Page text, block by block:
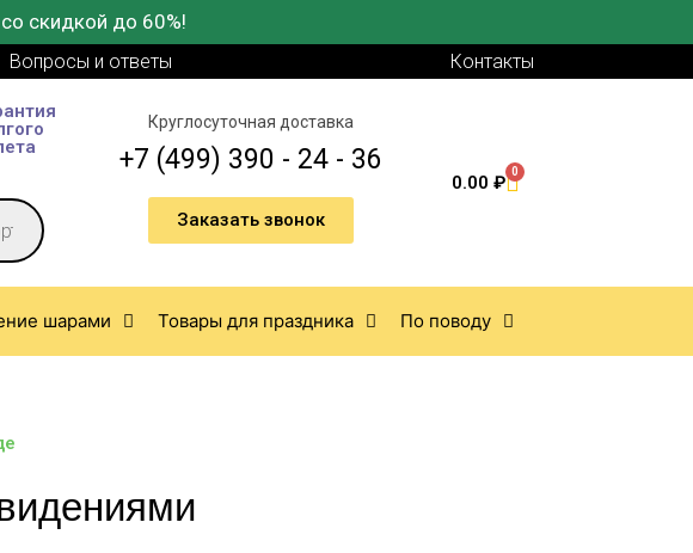
скидкой до 60%!
Вопросы и ответы Контакты
Круглосуточная доставка
+7 (499) 390 - 24 - 36
Заказать звонок
0.00₽ 0
шарами Товары для праздника По поводу